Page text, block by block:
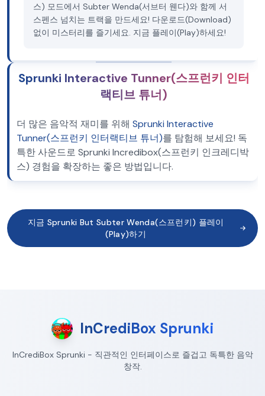
스) 모드에서 Subter Wenda(서브터 웬다)와 함께 서
스펜스 넘치는 트랙을 만드세요! 다운로드(Download)
없이 미스터리를 즐기세요. 지금 플레이(Play)하세요!
Sprunki Interactive Tunner(스프런키 인터
랙티브 튜너)
더 많은 음악적 재미를 위해 Sprunki Interactive
Tunner(스프런키 인터랙티브 튜너)를 탐험해 보세요! 독
특한 사운드로 Sprunki Incredibox(스프런키 인크레디박
스) 경험을 확장하는 좋은 방법입니다.
지금 Sprunki But Subter Wenda(스프런키) 플레이
(Play)하기
InCrediBox Sprunki
InCrediBox Sprunki - 직관적인 인터페이스로 즐겁고 독특한 음악
창작.